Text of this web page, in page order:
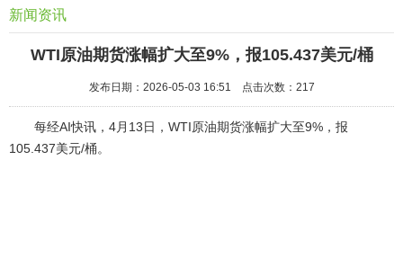
新闻资讯
WTI原油期货涨幅扩大至9%，报105.437美元/桶
发布日期：2026-05-03 16:51 点击次数：217
每经AI快讯，4月13日，WTI原油期货涨幅扩大至9%，报
105.437美元/桶。